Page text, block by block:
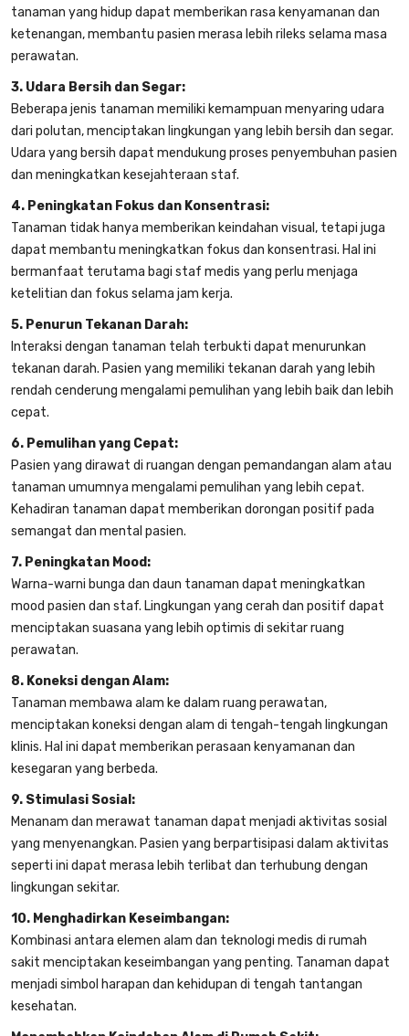
tanaman yang hidup dapat memberikan rasa kenyamanan dan
ketenangan, membantu pasien merasa lebih rileks selama masa
perawatan.
3. Udara Bersih dan Segar:
Beberapa jenis tanaman memiliki kemampuan menyaring udara
dari polutan, menciptakan lingkungan yang lebih bersih dan segar.
Udara yang bersih dapat mendukung proses penyembuhan pasien
dan meningkatkan kesejahteraan staf.
4. Peningkatan Fokus dan Konsentrasi:
Tanaman tidak hanya memberikan keindahan visual, tetapi juga
dapat membantu meningkatkan fokus dan konsentrasi. Hal ini
bermanfaat terutama bagi staf medis yang perlu menjaga
ketelitian dan fokus selama jam kerja.
5. Penurun Tekanan Darah:
Interaksi dengan tanaman telah terbukti dapat menurunkan
tekanan darah. Pasien yang memiliki tekanan darah yang lebih
rendah cenderung mengalami pemulihan yang lebih baik dan lebih
cepat.
6. Pemulihan yang Cepat:
Pasien yang dirawat di ruangan dengan pemandangan alam atau
tanaman umumnya mengalami pemulihan yang lebih cepat.
Kehadiran tanaman dapat memberikan dorongan positif pada
semangat dan mental pasien.
7. Peningkatan Mood:
Warna-warni bunga dan daun tanaman dapat meningkatkan
mood pasien dan staf. Lingkungan yang cerah dan positif dapat
menciptakan suasana yang lebih optimis di sekitar ruang
perawatan.
8. Koneksi dengan Alam:
Tanaman membawa alam ke dalam ruang perawatan,
menciptakan koneksi dengan alam di tengah-tengah lingkungan
klinis. Hal ini dapat memberikan perasaan kenyamanan dan
kesegaran yang berbeda.
9. Stimulasi Sosial:
Menanam dan merawat tanaman dapat menjadi aktivitas sosial
yang menyenangkan. Pasien yang berpartisipasi dalam aktivitas
seperti ini dapat merasa lebih terlibat dan terhubung dengan
lingkungan sekitar.
10. Menghadirkan Keseimbangan:
Kombinasi antara elemen alam dan teknologi medis di rumah
sakit menciptakan keseimbangan yang penting. Tanaman dapat
menjadi simbol harapan dan kehidupan di tengah tantangan
kesehatan.